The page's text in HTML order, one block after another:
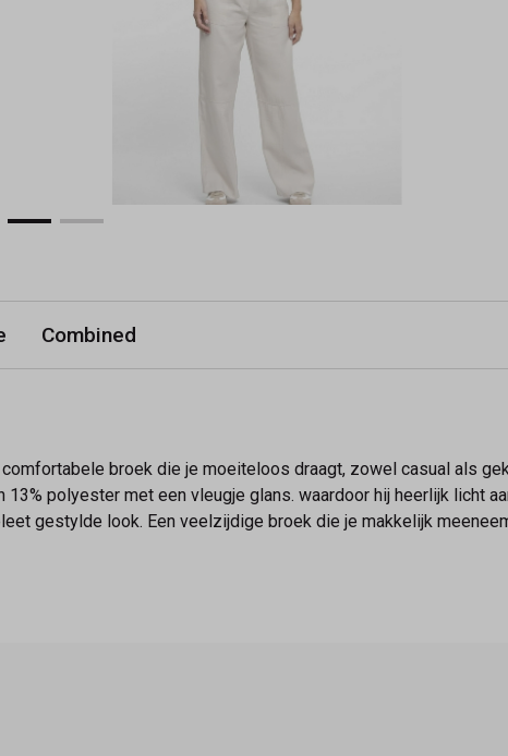
Combined
broek die je moeiteloos draagt, zowel casual als
polyester met een vleugje glans. waardoor hij heerlijk licht
gestylde look. Een veelzijdige broek die je makkelijk